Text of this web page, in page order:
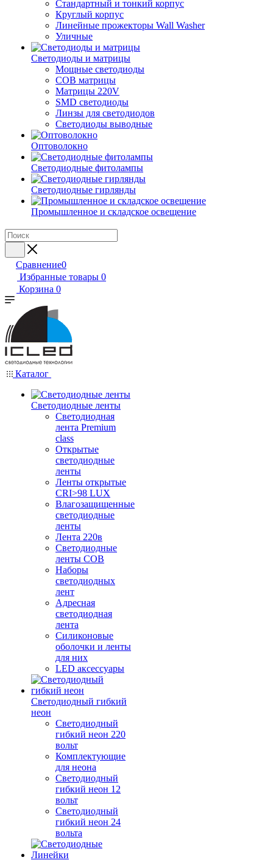
Стандартный и тонкий корпус
Круглый корпус
Линейные прожекторы Wall Washer
Уличные
Светодиоды и матрицы
Мощные светодиоды
COB матрицы
Матрицы 220V
SMD светодиоды
Линзы для светодиодов
Светодиоды выводные
Оптоволокно
Светодиодные фитолампы
Светодиодные гирлянды
Промышленное и складское освещение
Сравнение0
Избранные товары 0
Корзина 0
Каталог
Светодиодные ленты
Светодиодная
лента Premium
class
Открытые
светодиодные
ленты
Ленты открытые
CRI>98 LUX
Влагозащищенные
светодиодные
ленты
Лента 220в
Светодиодные
ленты COB
Наборы
светодиодных
лент
Адресная
светодиодная
лента
Силиконовые
оболочки и ленты
для них
LED аксессуары
Светодиодный гибкий
неон
Светодиодный
гибкий неон 220
вольт
Комплектующие
для неона
Светодиодный
гибкий неон 12
вольт
Светодиодный
гибкий неон 24
вольта